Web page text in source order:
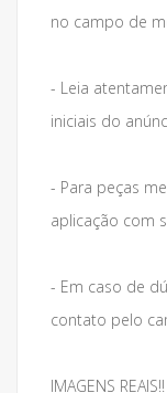
no campo de
- Leia
iniciais do
- Para peças
aplicação com
- Em caso de
contato pelo
IMAGENS REAIS!!